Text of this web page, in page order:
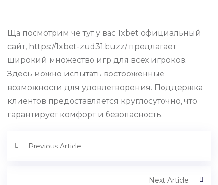
Ща посмотрим чё тут у вас 1xbet официальный
сайт, https://1xbet-zud31.buzz/ предлагает
широкий множество игр для всех игроков.
Здесь можно испытать восторженные
возможности для удовлетворения. Поддержка
клиентов предоставляется круглосуточно, что
гарантирует комфорт и безопасность.
Previous Article
Next Article